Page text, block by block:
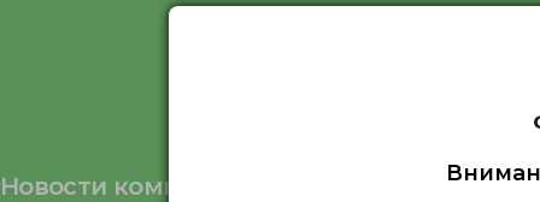
Новости компании